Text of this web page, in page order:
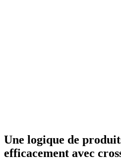
Une logique de
efficacement avec